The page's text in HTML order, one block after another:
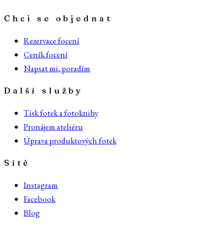
Chci se objednat
Rezervace focení
Ceník focení
Napsat mi, poradím
Další služby
Tisk fotek a fotoknihy
Pronájem ateliéru
Úprava produktových fotek
Sítě
Instagram
Facebook
Blog